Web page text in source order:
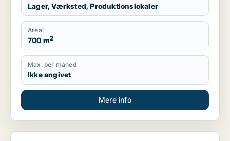
Lager, Værksted, Produktionslokaler
Areal
700 m2
Max. per måned
Ikke angivet
Mere info